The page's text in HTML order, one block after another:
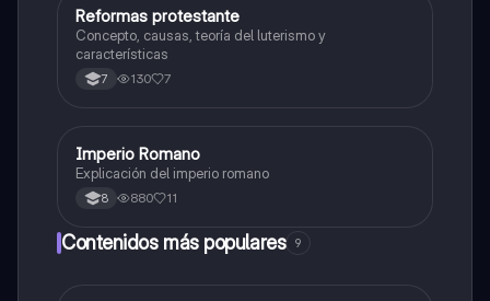
Sociales/Historia
Reformas protestante
Concepto, causas, teoría del luterismo y
características
7 130 7
Sociales/Historia
Imperio Romano
Explicación del imperio romano
8 880 11
Contenidos más populares 9